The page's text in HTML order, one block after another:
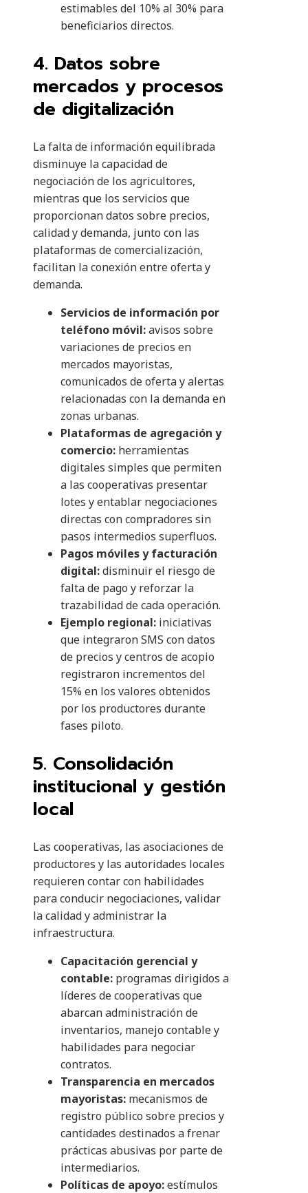
estimables del 10% al 30% para
beneficiarios directos.
4. Datos sobre
mercados y procesos
de digitalización
La falta de información equilibrada
disminuye la capacidad de
negociación de los agricultores,
mientras que los servicios que
proporcionan datos sobre precios,
calidad y demanda, junto con las
plataformas de comercialización,
facilitan la conexión entre oferta y
demanda.
Servicios de información por
teléfono móvil:avisos sobre
variaciones de precios en
mercados mayoristas,
comunicados de oferta y alertas
relacionadas con la demanda en
zonas urbanas.
Plataformas de agregación y
comercio: herramientas
digitales simples que permiten
a las cooperativas presentar
lotes y entablar negociaciones
directas con compradores sin
pasos intermedios superfluos.
Pagos móviles y facturación
digital:disminuir el riesgo de
falta de pago y reforzar la
trazabilidad de cada operación.
Ejemplo regional: iniciativas
que integraron SMS con datos
de precios y centros de acopio
registraron incrementos del
15% en los valores obtenidos
por los productores durante
fases piloto.
5. Consolidación
institucional y gestión
local
Las cooperativas, las asociaciones de
productores y las autoridades locales
requieren contar con habilidades
para conducir negociaciones, validar
la calidad y administrar la
infraestructura.
Capacitación gerencial y
contable: programas dirigidos a
líderes de cooperativas que
abarcan administración de
inventarios, manejo contable y
habilidades para negociar
contratos.
Transparencia en mercados
mayoristas: mecanismos de
registro público sobre precios y
cantidades destinados a frenar
prácticas abusivas por parte de
intermediarios.
Políticas de apoyo:estímulos